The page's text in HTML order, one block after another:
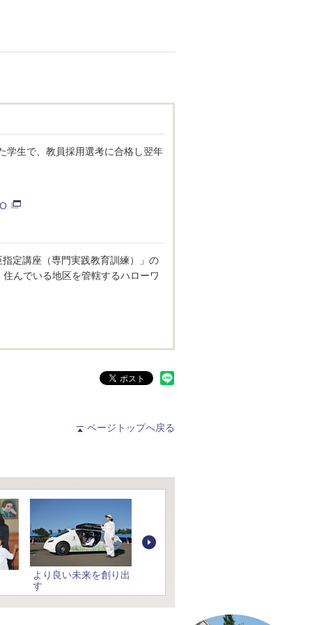
学生で、教員採用選考に合格し翌年
定講座（専門実践教育訓練）」の
んでいる地区を管轄するハローワ
ページトップへ戻る
より良い未来を創り出
す